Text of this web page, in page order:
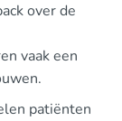
over de
vaak een
patiënten